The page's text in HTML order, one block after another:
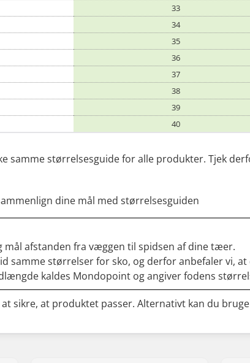
33
34
35
36
37
38
39
40
samme størrelsesguide for alle produkter. Tjek
dine mål med størrelsesguiden
mål afstanden fra væggen til spidsen af dine tæer.
samme størrelser for sko, og derfor anbefaler vi,
kaldes Mondopoint og angiver fodens
sikre, at produktet passer. Alternativt kan du